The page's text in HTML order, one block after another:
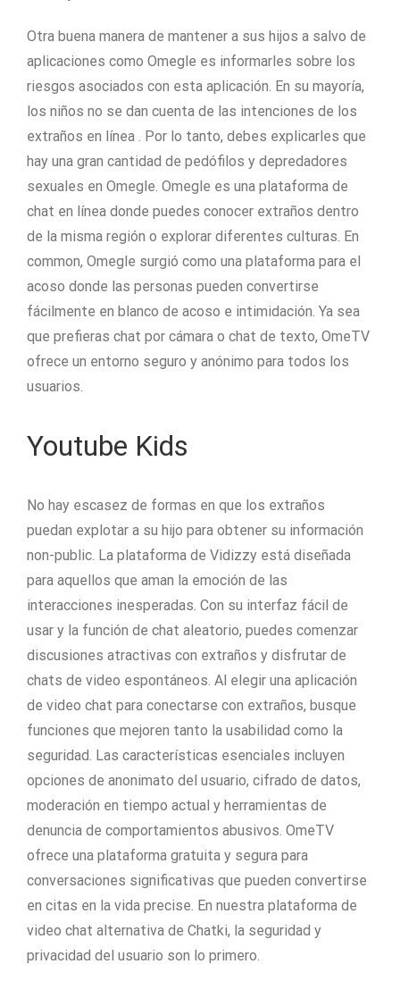
Otra buena manera de mantener a sus hijos a salvo de
aplicaciones como Omegle es informarles sobre los
riesgos asociados con esta aplicación. En su mayoría,
los niños no se dan cuenta de las intenciones de los
extraños en línea . Por lo tanto, debes explicarles que
hay una gran cantidad de pedófilos y depredadores
sexuales en Omegle. Omegle es una plataforma de
chat en línea donde puedes conocer extraños dentro
de la misma región o explorar diferentes culturas. En
common, Omegle surgió como una plataforma para el
acoso donde las personas pueden convertirse
fácilmente en blanco de acoso e intimidación. Ya sea
que prefieras chat por cámara o chat de texto, OmeTV
ofrece un entorno seguro y anónimo para todos los
usuarios.
Youtube Kids
No hay escasez de formas en que los extraños
puedan explotar a su hijo para obtener su información
non-public. La plataforma de Vidizzy está diseñada
para aquellos que aman la emoción de las
interacciones inesperadas. Con su interfaz fácil de
usar y la función de chat aleatorio, puedes comenzar
discusiones atractivas con extraños y disfrutar de
chats de video espontáneos. Al elegir una aplicación
de video chat para conectarse con extraños, busque
funciones que mejoren tanto la usabilidad como la
seguridad. Las características esenciales incluyen
opciones de anonimato del usuario, cifrado de datos,
moderación en tiempo actual y herramientas de
denuncia de comportamientos abusivos. OmeTV
ofrece una plataforma gratuita y segura para
conversaciones significativas que pueden convertirse
en citas en la vida precise. En nuestra plataforma de
video chat alternativa de Chatki, la seguridad y
privacidad del usuario son lo primero.